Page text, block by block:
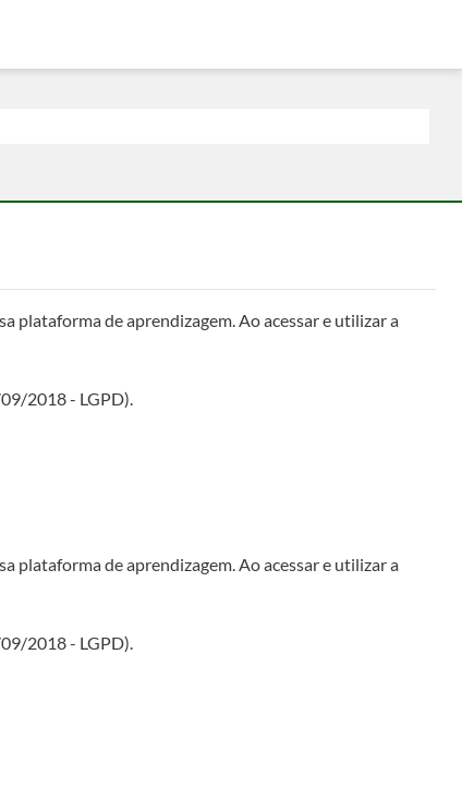
plataforma de aprendizagem. Ao acessar e utilizar a
2018 - LGPD).
plataforma de aprendizagem. Ao acessar e utilizar a
2018 - LGPD).